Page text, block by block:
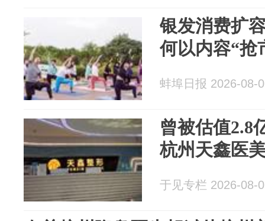
银发消费扩
何以内容“抢
蚌埠日报 2026-08-
曾被估值2.8
杭州天鑫医
于见专栏 2026-08-